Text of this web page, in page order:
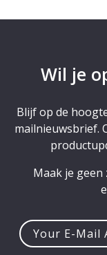
Wil je
Blijf op de
mailnieuwsbrief.
Maak je